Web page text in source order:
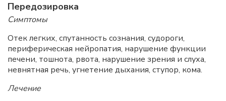
Передозировка
Симптомы
Отек легких, спутанность сознания, судороги,
периферическая нейропатия, нарушение функции
печени, тошнота, рвота, нарушение зрения и слуха,
невнятная речь, угнетение дыхания, ступор, кома.
Лечение